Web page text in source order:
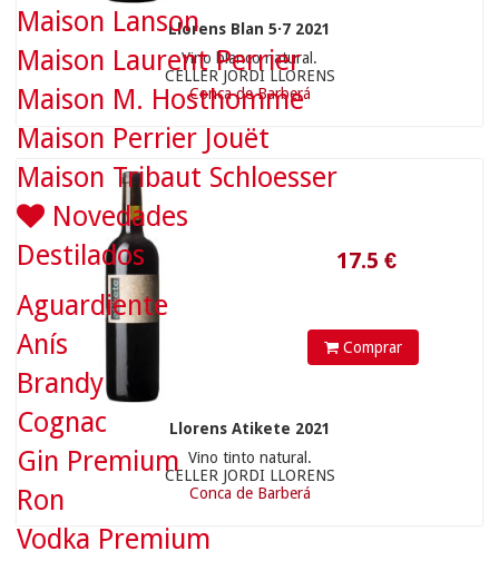
Llorens Blan 5·7 2021
Vino blanco natural.
CELLER JORDI LLORENS
Conca de Barberá
Comprar
Llorens Atikete 2021
Vino tinto natural.
CELLER JORDI LLORENS
Conca de Barberá
Maison Lanson
Maison Laurent Perrier
Maison M. Hosthomme
Maison Perrier Jouët
Maison Tribaut Schloesser
Novedades
Destilados
Aguardiente
Anís
Brandy
Cognac
Gin Premium
Ron
Vodka Premium